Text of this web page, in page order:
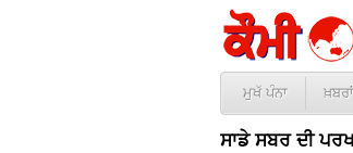
ਮੁਖੱ ਪੰਨਾ ਖ਼ਬਰਾਂ
ਸਾਡੇ ਸਬਰ ਦੀ